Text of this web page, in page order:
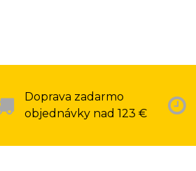
Doprava zadarmo
objednávky nad 123 €